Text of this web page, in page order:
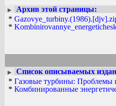
►
Архив этой страницы:
*
*
►
Список описываемых
* Газовые турбины: Проблемы
* Комбинированные